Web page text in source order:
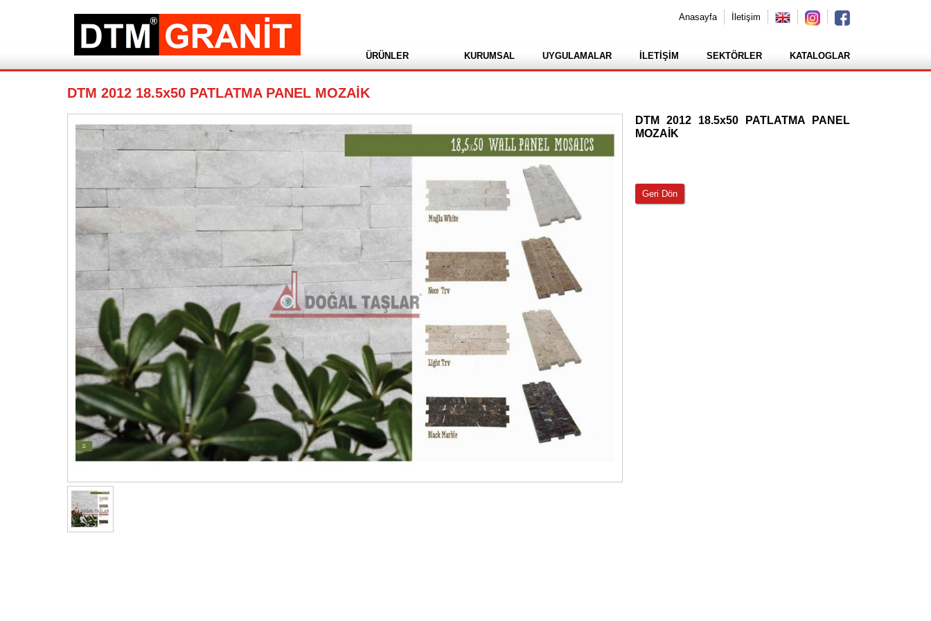
Anasayfa İletişim
ÜRÜNLER KURUMSAL UYGULAMALAR İLETİŞİM SEKTÖRLER KATALOGLAR
DTM 2012 18.5x50 PATLATMA PANEL MOZAİK
DTM 2012 18.5x50 PATLATMA PANEL
MOZAİK
Geri Dön